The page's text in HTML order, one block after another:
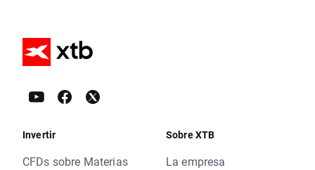
Invertir
CFDs sobre Materias
Sobre XTB
La empresa